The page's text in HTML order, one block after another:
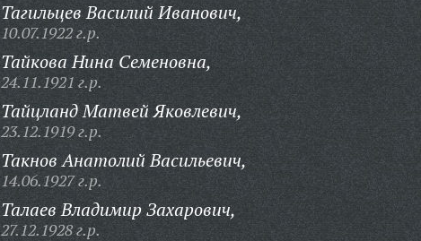
Тагильцев Василий Иванович,
10.07.1922 г.р.
Тайкова Нина Семеновна,
24.11.1921 г.р.
Тайцланд Матвей Яковлевич,
23.12.1919 г.р.
Такнов Анатолий Васильевич,
14.06.1927 г.р.
Талаев Владимир Захарович,
27.12.1928 г.р.